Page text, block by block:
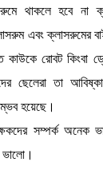
থাকলে হবে না
এবং ক্লাসরুমের
রোবট কিংবা
ছেলেরা তা
হয়েছে।
সম্পর্ক অনেক
ভালো।